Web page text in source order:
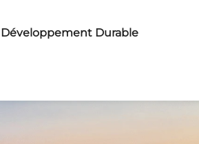
Développement Durable